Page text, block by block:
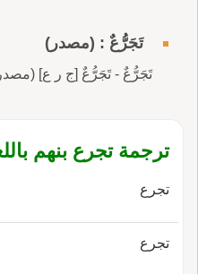
تَجَرُّعٌ : (مصدر)
تَجَرُّعٌ - تَجَرُّعٌ [ج ر ع]
ترجمة تجرع بنهم
تجرع
تجرع